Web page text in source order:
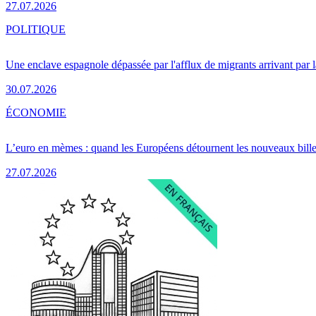
27.07.2026
Une enclave espagnole dépassée par l'afflux de migrants arrivant par
30.07.2026
POLITIQUE
L’euro en mèmes : quand les Européens détournent les nouveaux
27.07.2026
ÉCONOMIE